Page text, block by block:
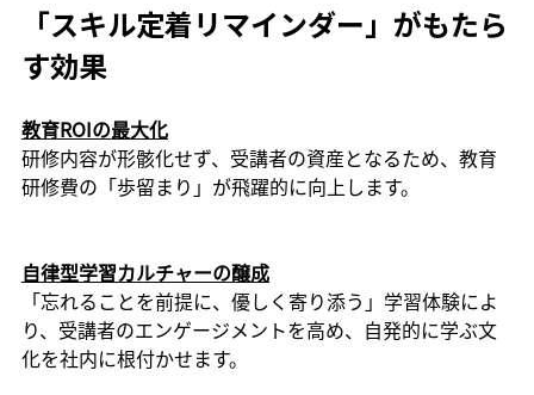
「スキル定着リマインダー」がもたら
す効果
教育ROIの最大化
研修内容が形骸化せず、受講者の資産となるため、教育
研修費の「歩留まり」が飛躍的に向上します。
自律型学習カルチャーの醸成
「忘れることを前提に、優しく寄り添う」学習体験によ
り、受講者のエンゲージメントを高め、自発的に学ぶ文
化を社内に根付かせます。